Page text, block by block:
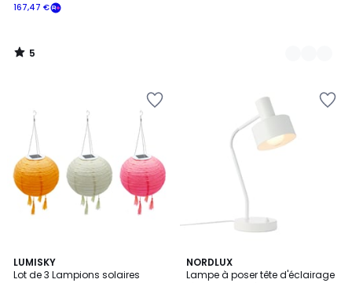
167,47 €
5
/
LUMISKY
Lot de 3 Lampions solaires
4
/
NORDLUX
Lampe à poser tête d'éclairage
2
Couleurs